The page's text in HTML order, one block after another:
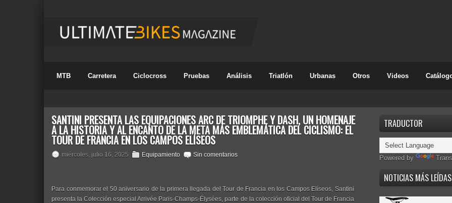
MTB Carretera Ciclocross Pruebas Análisis Triatlón Urbanas Otros Videos
SANTINI PRESENTA LAS EQUIPACIONES ARC DE TRIOMPHE Y DASH, UN HOMENAJE
A LA HISTORIA Y AL ENCANTO DE LA META MÁS EMBLEMÁTICA DEL CICLISMO: EL
TOUR DE FRANCIA EN LOS CAMPOS ELÍSEOS
miércoles, julio 16, 2025 Equipamiento Sin comentarios
Para conmemorar el 50 aniversario de la primera llegada del Tour de Francia en los Campos Elíseos, Santini
presenta la Colección especial Arrivée Paris-Champs-Élysées, parte de la colección oficial del Tour de Francia
TRADUCTOR
Powered by
NOTICIAS MÁS LEÍDAS